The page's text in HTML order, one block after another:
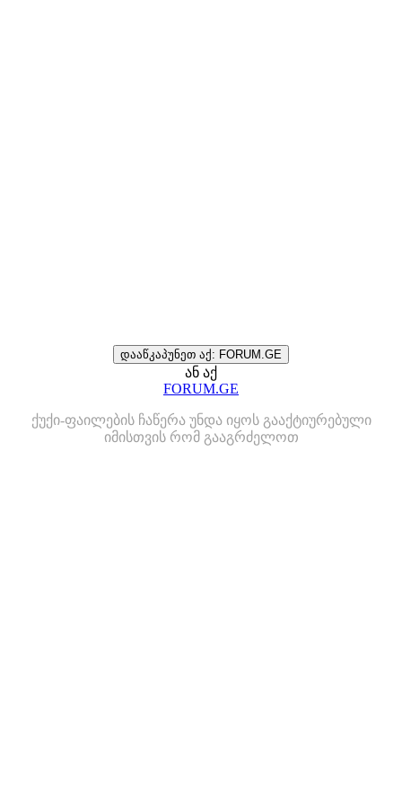
დააწკაპუნეთ აქ: FORUM.GE
ან აქ
FORUM.GE
ქუქი-ფაილების ჩაწერა უნდა იყოს გააქტიურებული
იმისთვის რომ გააგრძელოთ